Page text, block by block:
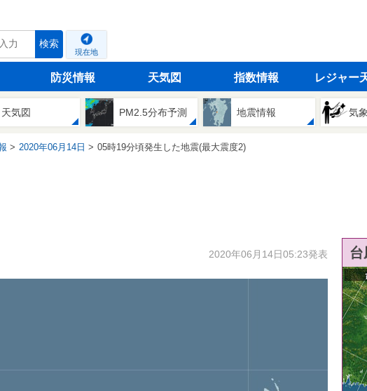
検索
現在地
防災情報 天気図 指数情報 レジャー
天気図 PM2.5分布予測 地震情報 気
2020年06月14日 05時19分頃発生した地震(最大震度2)
2020年06月14日05:23発表